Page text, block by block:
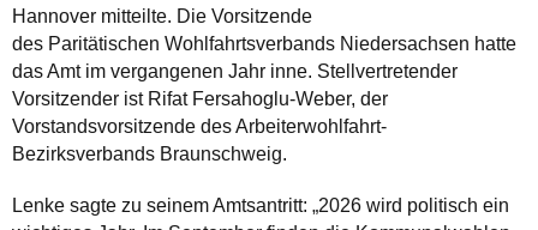
Hannover mitteilte. Die Vorsitzende
des Paritätischen Wohlfahrtsverbands Niedersachsen hatte
das Amt im vergangenen Jahr inne. Stellvertretender
Vorsitzender ist Rifat Fersahoglu-Weber, der
Vorstandsvorsitzende des Arbeiterwohlfahrt-
Bezirksverbands Braunschweig.
Lenke sagte zu seinem Amtsantritt: „2026 wird politisch ein